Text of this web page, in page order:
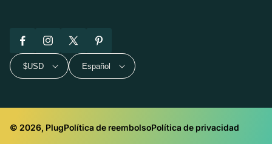
FacebookInstagram
X
(Twitter)
Pinterest
$USD Español
© 2026, PlugPolítica de reembolsoPolítica de privacidad